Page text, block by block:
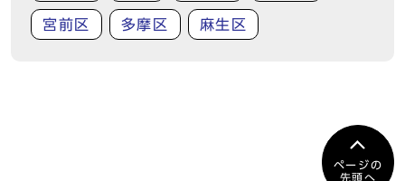
宮前区 多摩区 麻生区
ページの
先頭へ